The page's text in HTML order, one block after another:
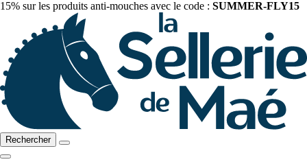
15% sur les produits anti-mouches avec le code : SUMMER-FLY15
Rechercher